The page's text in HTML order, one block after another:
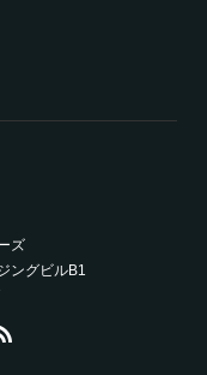
ズ
ングビルB1